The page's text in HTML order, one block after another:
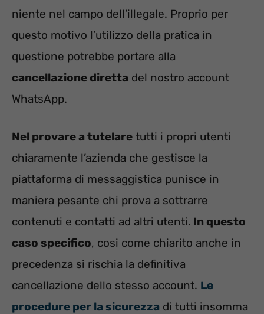
niente nel campo dell’illegale. Proprio per
questo motivo l’utilizzo della pratica in
questione potrebbe portare alla
cancellazione diretta del nostro account
WhatsApp.
Nel provare a tutelare tutti i propri utenti
chiaramente l’azienda che gestisce la
piattaforma di messaggistica punisce in
maniera pesante chi prova a sottrarre
contenuti e contatti ad altri utenti. In questo
caso specifico, cosi come chiarito anche in
precedenza si rischia la definitiva
cancellazione dello stesso account. Le
procedure per la sicurezza di tutti insomma